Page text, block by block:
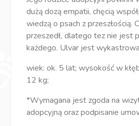
dużą dozą empatii, chęcią
wiedzą o psach z przeszłością.
przeszedł, dlatego tez nie jest
każdego. Ulvar jest
wiek: ok. 5 lat; wysokość w
12 kg;
*Wymagana jest zgoda na
adopcyjną oraz podpisanie